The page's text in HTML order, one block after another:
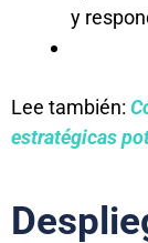
y
Lee también:
estratégicas